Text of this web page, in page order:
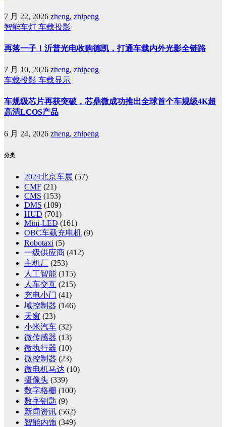
7 月 22, 2026 zheng, zhipeng
智能车灯 车载投影
再落一子！沂普光电收购德凯，打通车载内外光影全链路
7 月 10, 2026 zheng, zhipeng
车载投影 车载显示
车规级芯片再获突破，芯鼎微成功推出全球首个车规级4K超
高清LCOS产品
6 月 24, 2026 zheng, zhipeng
分类
2024北京车展 (57)
CMF (21)
CMS (153)
DMS (109)
HUD (701)
Mini-LED (161)
OBC车载充电机 (9)
Robotaxi (5)
一级供应商 (412)
主机厂 (253)
人工智能 (115)
人车交互 (215)
充电小门 (41)
域控制器 (146)
天窗 (23)
小米汽车 (32)
微传感器 (13)
微执行器 (10)
微控制器 (23)
微电机马达 (10)
摄像头 (339)
数字格栅 (100)
数字钥匙 (9)
新闻资讯 (562)
智能内饰 (349)